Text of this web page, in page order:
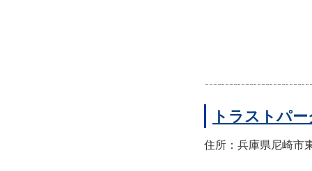
トラストパ
住所：兵庫県尼崎市